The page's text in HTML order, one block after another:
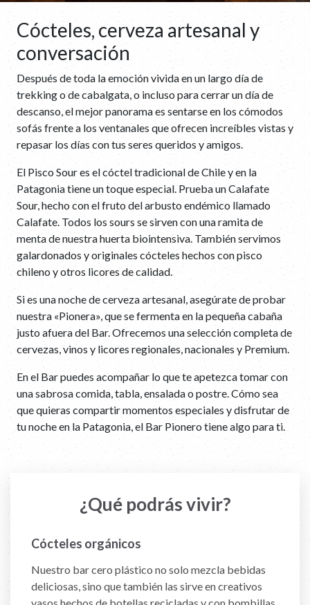
Cócteles, cerveza artesanal y
conversación
Después de toda la emoción vivida en un largo día de
trekking o de cabalgata, o incluso para cerrar un día de
descanso, el mejor panorama es sentarse en los cómodos
sofás frente a los ventanales que ofrecen increíbles vistas y
repasar los días con tus seres queridos y amigos.
El Pisco Sour es el cóctel tradicional de Chile y en la
Patagonia tiene un toque especial. Prueba un Calafate
Sour, hecho con el fruto del arbusto endémico llamado
Calafate. Todos los sours se sirven con una ramita de
menta de nuestra huerta biointensiva. También servimos
galardonados y originales cócteles hechos con pisco
chileno y otros licores de calidad.
Si es una noche de cerveza artesanal, asegúrate de probar
nuestra «Pionera», que se fermenta en la pequeña cabaña
justo afuera del Bar. Ofrecemos una selección completa de
cervezas, vinos y licores regionales, nacionales y Premium.
En el Bar puedes acompañar lo que te apetezca tomar con
una sabrosa comida, tabla, ensalada o postre. Cómo sea
que quieras compartir momentos especiales y disfrutar de
tu noche en la Patagonia, el Bar Pionero tiene algo para ti.
¿Qué podrás vivir?
Cócteles orgánicos
Nuestro bar cero plástico no solo mezcla bebidas
deliciosas, sino que también las sirve en creativos
vasos hechos de botellas recicladas y con bombillas
Fresco aromas del huerto
Las frescas hierbas directamente de nuestra Huerta
Biointensiva hacen de su bebida sabrosa una
experiencia multisensorial.
Cero plástico
Nuestros bartenders están comprometidos con la
sostenibilidad y siempre están innovando con nuevas
formas de hacer que nuestro bar sea lo más
Cerveza artesanal
Ofrecemos una variedad de cervezas artesanales
locales, ¡incluida una elaborada en casa!